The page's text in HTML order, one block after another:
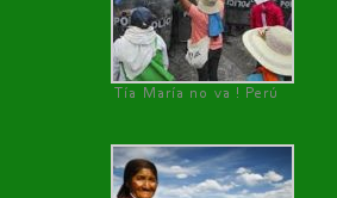
Tía María no va ! Perú